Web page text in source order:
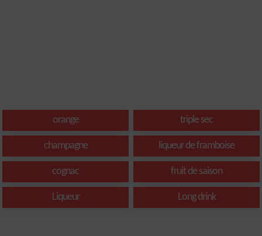
orange triple sec
champagne liqueur de framboise
cognac fruit de saison
Liqueur Long drink